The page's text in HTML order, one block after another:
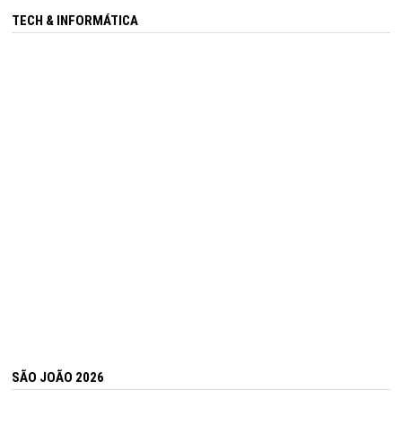
TECH & INFORMÁTICA
SÃO JOÃO 2026